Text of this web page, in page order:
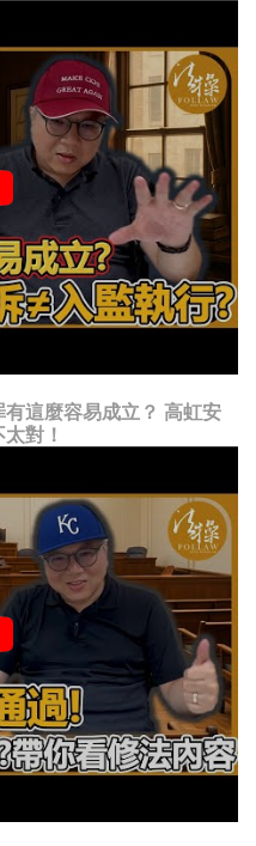
這麼容易成立？ 高虹安
對！